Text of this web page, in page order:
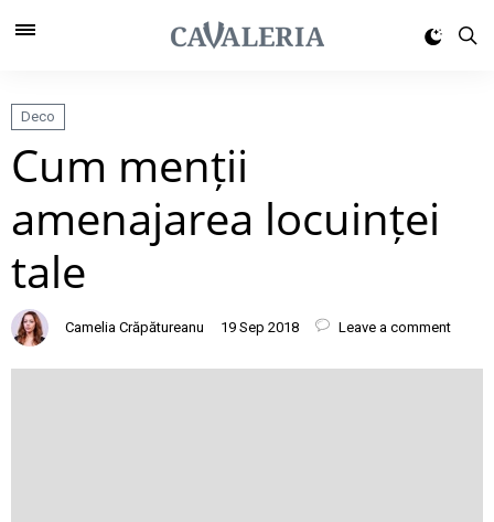
Deco
Cum menții
amenajarea locuinței
tale
Camelia Crăpătureanu 19 Sep 2018 Leave a comment